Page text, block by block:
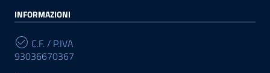
INFORMAZIONI
C.F. / P.IVA
93036670367